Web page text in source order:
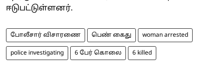
ஈடுபட்டுள்ளனர்.
போலீசார் விசாரணை பெண் கைது woman arrested
police investigating 6 பேர் கொலை 6 killed